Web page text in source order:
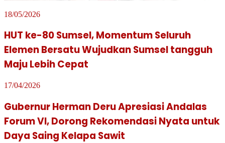
18/05/2026
HUT ke-80 Sumsel, Momentum Seluruh
Elemen Bersatu Wujudkan Sumsel tangguh
Maju Lebih Cepat
17/04/2026
Gubernur Herman Deru Apresiasi Andalas
Forum VI, Dorong Rekomendasi Nyata untuk
Daya Saing Kelapa Sawit